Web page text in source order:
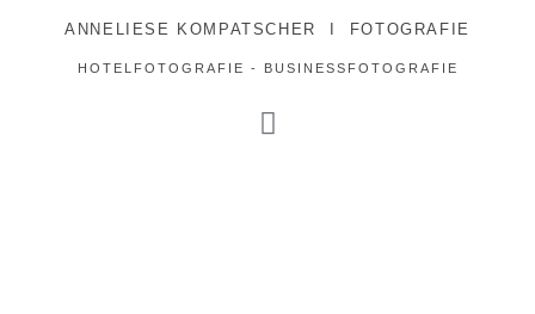
ANNELIESE KOMPATSCHER I FOTOGRAFIE
HOTELFOTOGRAFIE - BUSINESSFOTOGRAFIE